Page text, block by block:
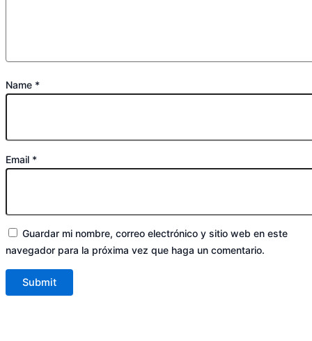
Name *
Email *
Guardar mi nombre, correo electrónico y sitio web en este
navegador para la próxima vez que haga un comentario.